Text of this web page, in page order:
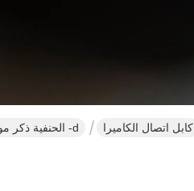
كابل اتصال الكاميرا d- الحنفية ذكر موصل p الحنفية 2 دبوس زاوية الحق موصل بويرتاب موصل ل بمسك أنظمة الطاقة